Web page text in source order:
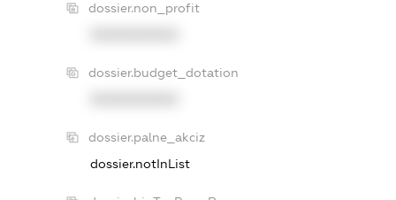
dossier.non_profit
dossier.budget_dotation
dossier.palne_akciz
dossier.notInList